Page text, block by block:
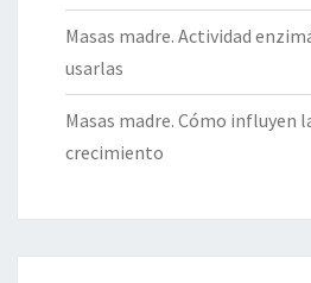
Masas madre. Actividad
usarlas
Masas madre. Cómo influyen
crecimiento